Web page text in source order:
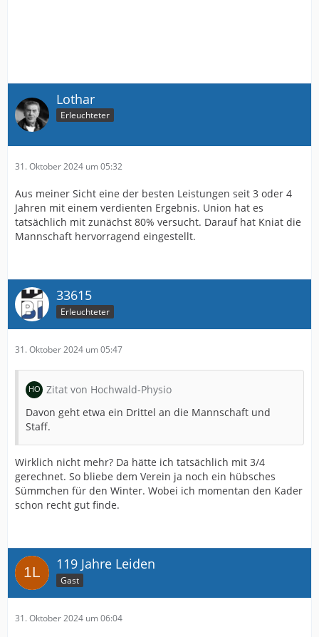
Lothar
Erleuchteter
31. Oktober 2024 um 05:32
Aus meiner Sicht eine der besten Leistungen seit 3 oder 4
Jahren mit einem verdienten Ergebnis. Union hat es
tatsächlich mit zunächst 80% versucht. Darauf hat Kniat die
Mannschaft hervorragend eingestellt.
33615
Erleuchteter
31. Oktober 2024 um 05:47
Zitat von Hochwald-Physio
Davon geht etwa ein Drittel an die Mannschaft und
Staff.
Wirklich nicht mehr? Da hätte ich tatsächlich mit 3/4
gerechnet. So bliebe dem Verein ja noch ein hübsches
Sümmchen für den Winter. Wobei ich momentan den Kader
schon recht gut finde.
119 Jahre Leiden
Gast
31. Oktober 2024 um 06:04